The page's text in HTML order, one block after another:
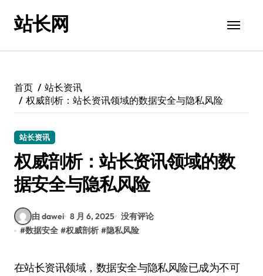
站长网
首页
站长资讯
权威剖析：站长资讯领域的数据安全与隐私风险
站长资讯
权威剖析：站长资讯领域的数
据安全与隐私风险
由 dawei 8 月 6, 2025 没有评论
#数据安全 #权威剖析 #隐私风险
在站长资讯领域，数据安全与隐私风险已成为不可